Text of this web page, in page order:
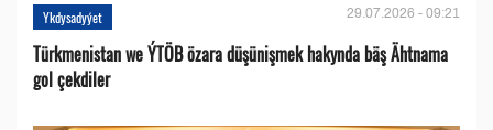
Ykdysadyýet 29.07.2026 - 09:21
Türkmenistan we ÝTÖB özara düşünişmek hakynda bäş Ähtnama
gol çekdiler